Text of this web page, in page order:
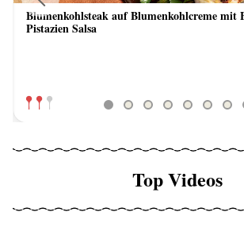
Blumenkohlsteak auf Blumenkohlcreme mit
Pistazien Salsa
Previous
Top Videos